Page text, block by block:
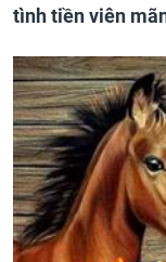
tình tiền viên